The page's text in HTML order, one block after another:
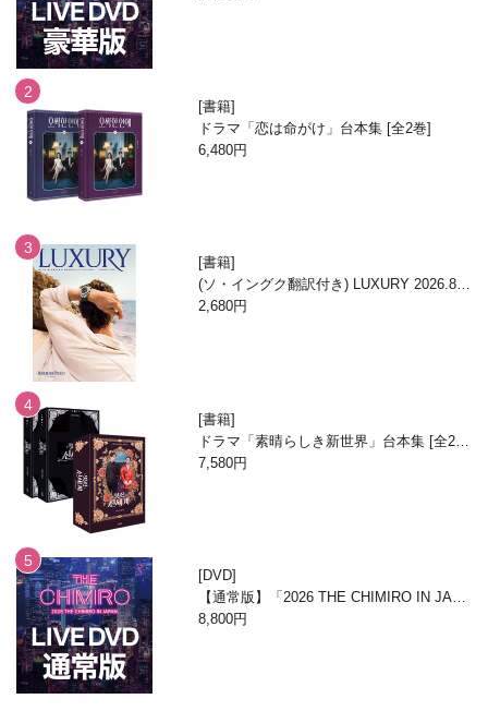
書籍
ドラマ「恋は命がけ」台本集 [全2巻]
6,480円
書籍
(ソ・イングク翻訳付き) LUXURY 2026.8月
号
2,680円
書籍
ドラマ「素晴らしき新世界」台本集 [全2
巻/ブックケースエディション]
7,580円
DVD
【通常版】「2026 THE CHIMIRO IN JAPA
N」DVD
8,800円